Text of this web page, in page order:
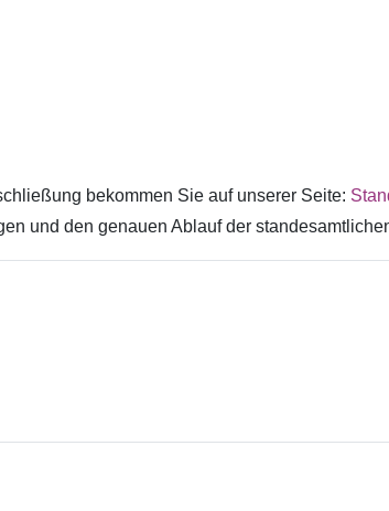
bekommen Sie auf unserer Seite:
und den genauen Ablauf der